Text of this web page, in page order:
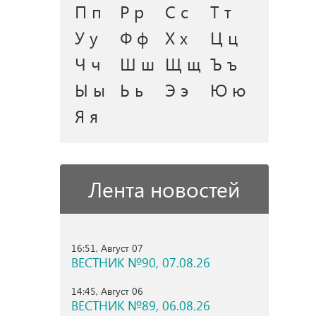
П п
Р р С с
Т т
У у
Ф ф Х х
Ц ц
Ч ч
Ш ш Щ щ Ъ ъ
Ы ы
Ь ь Э э
Ю ю
Я я
Лента новостей
16:51, Август 07
ВЕСТНИК №90, 07.08.26
14:45, Август 06
ВЕСТНИК №89, 06.08.26